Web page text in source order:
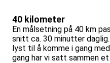
40 kilometer
En målsetning på 40 km
snitt ca. 30 minutter
lyst til å komme i gang
gang har vi satt sammen et